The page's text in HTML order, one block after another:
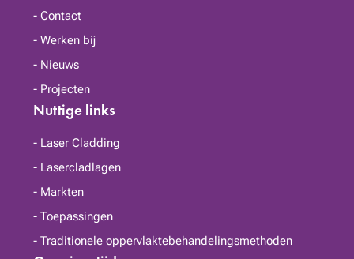
Contact
Werken bij
Nieuws
Projecten
Nuttige links
Laser Cladding
Lasercladlagen
Markten
Toepassingen
Traditionele oppervlaktebehandelingsmethoden